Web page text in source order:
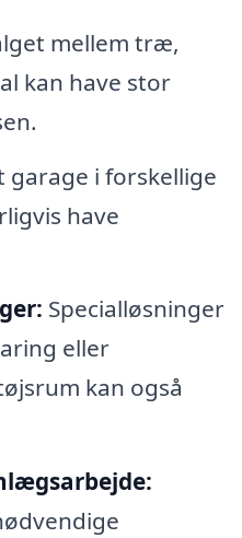
mellem træ,
kan have stor
garage i forskellige
have
Specialløsninger
eller
kan også